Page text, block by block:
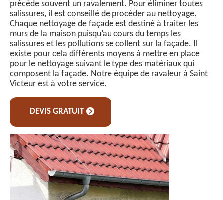
précède souvent un ravalement. Pour éliminer toutes
salissures, il est conseillé de procéder au nettoyage.
Chaque nettoyage de façade est destiné à traiter les
murs de la maison puisqu’au cours du temps les
salissures et les pollutions se collent sur la façade. Il
existe pour cela différents moyens à mettre en place
pour le nettoyage suivant le type des matériaux qui
composent la façade. Notre équipe de ravaleur à Saint
Victeur est à votre service.
DEVIS GRATUIT